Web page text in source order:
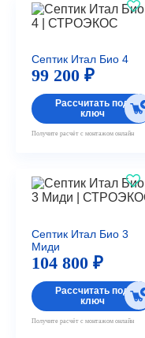
Септик Итал Био 4
99 200 ₽
Рассчитать под
ключ
Получите расчёт с монтажом онлайн
Септик Итал Био 3
Миди
104 800 ₽
Рассчитать под
ключ
Получите расчёт с монтажом онлайн